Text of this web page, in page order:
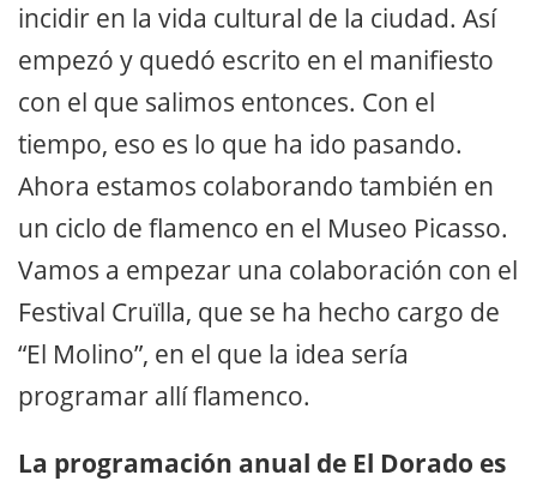
incidir en la vida cultural de la ciudad. Así
empezó y quedó escrito en el manifiesto
con el que salimos entonces. Con el
tiempo, eso es lo que ha ido pasando.
Ahora estamos colaborando también en
un ciclo de flamenco en el Museo Picasso.
Vamos a empezar una colaboración con el
Festival Cruïlla, que se ha hecho cargo de
“El Molino”, en el que la idea sería
programar allí flamenco.
La programación anual de El Dorado es